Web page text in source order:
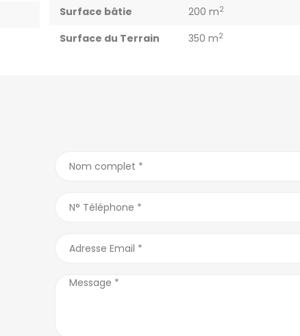
Surface bâtie
200 m2
Surface du Terrain 350 m2